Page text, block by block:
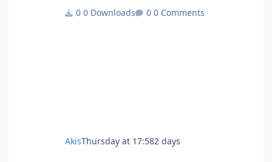
0 Downloads
0 Comments
AkisThursday at 17:582 days